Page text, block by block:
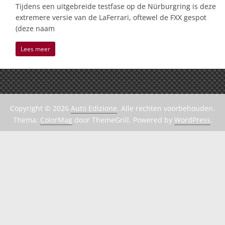
Tijdens een uitgebreide testfase op de Nürburgring is deze
extremere versie van de LaFerrari, oftewel de FXX gespot
(deze naam
Lees meer
Copyright © 2026 Auto Edizione. Alle rechten voorbehouden.
Thema: ColorMag door ThemeGrill. Powered by WordPress.